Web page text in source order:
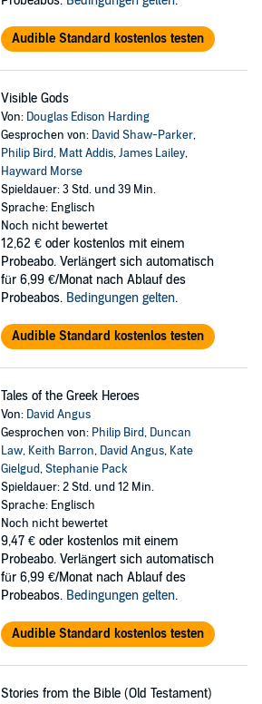
Audible Standard kostenlos testen
Visible Gods
Von: Douglas Edison Harding
Gesprochen von: David Shaw-Parker,
Philip Bird, Matt Addis,James Lailey,
Hayward Morse
Spieldauer: 3 Std. und 39 Min.
Sprache: Englisch
Noch nicht bewertet
12,62 € oder kostenlos mit einem
Probeabo. Verlängert sich automatisch
für 6,99 €/Monat nach Ablauf des
Probeabos. Bedingungen gelten.
Audible Standard kostenlos testen
Tales of the Greek Heroes
Von: David Angus
Gesprochen von: Philip Bird, Duncan
Law, Keith Barron, David Angus, Kate
Gielgud,Stephanie Pack
Spieldauer: 2 Std. und 12 Min.
Sprache: Englisch
Noch nicht bewertet
9,47 € oder kostenlos mit einem
Probeabo. Verlängert sich automatisch
für 6,99 €/Monat nach Ablauf des
Probeabos. Bedingungen gelten.
Audible Standard kostenlos testen
Stories from the Bible (Old Testament)